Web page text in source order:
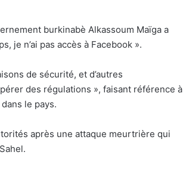
burkinabè Alkassoum Maïga a
je n’ai pas accès à Facebook ».
de sécurité, et d’autres
des régulations », faisant référence à
le pays.
après une attaque meurtrière qui